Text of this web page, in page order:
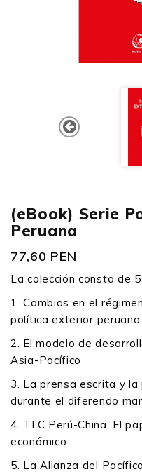
(eBook) Serie
Peruana
77,60 PEN
La colección consta de
1. Cambios en el
política exterior peruana
2. El modelo de
Asia-Pacífico
3. La prensa escrita y
durante el diferendo
4. TLC Perú-China. El
económico
5. La Alianza del